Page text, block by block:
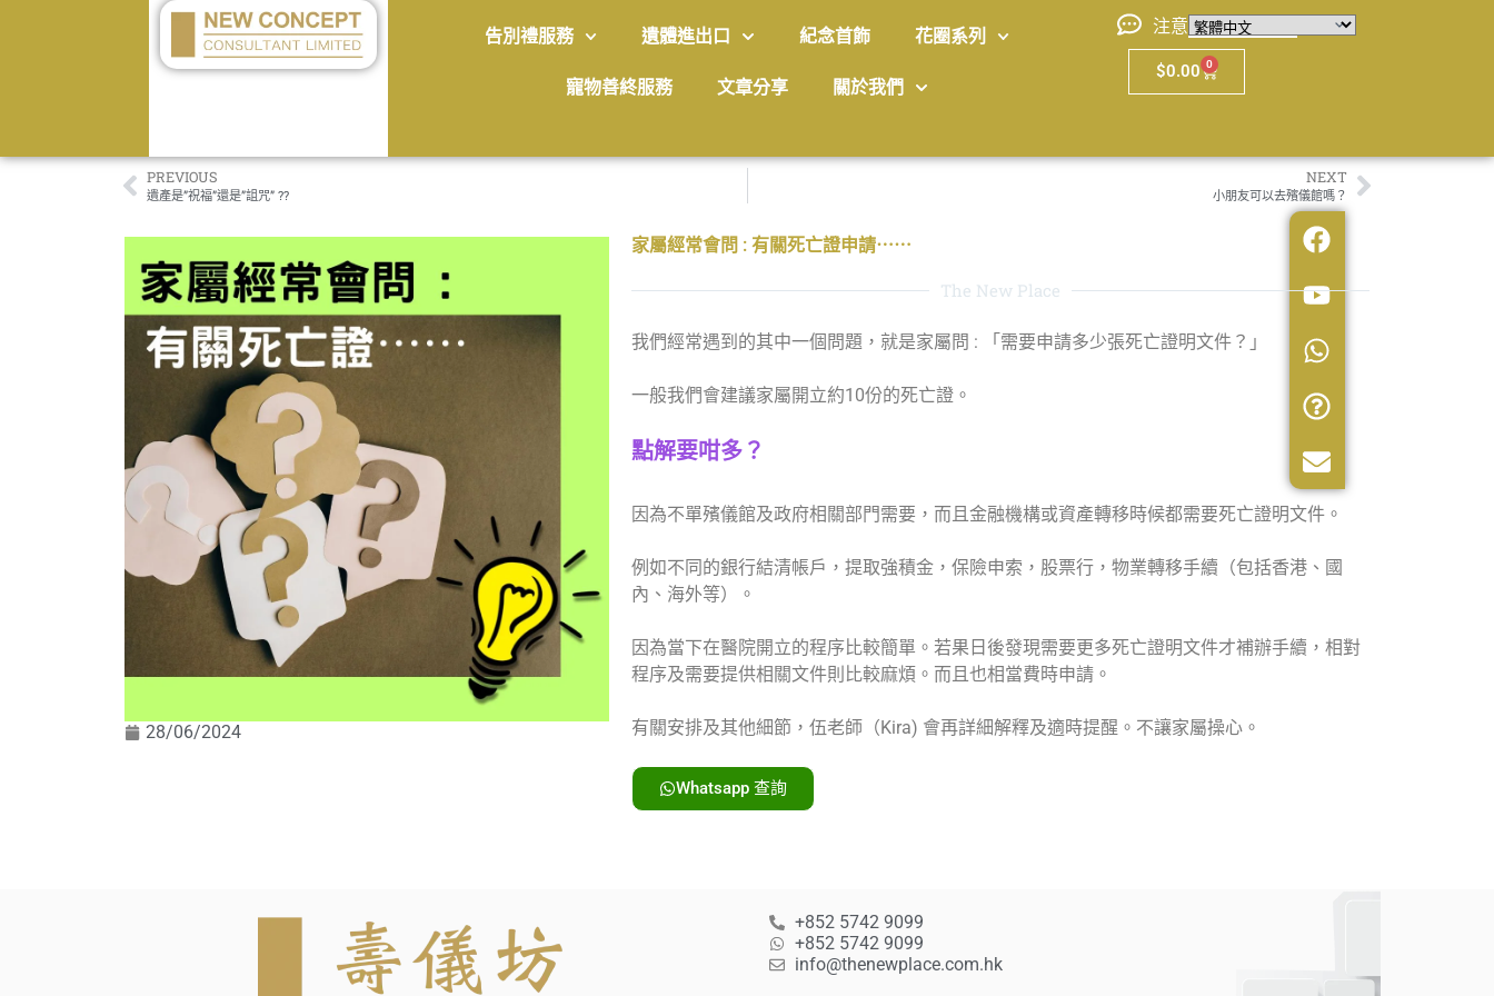
告別禮服務 遺體進出口 紀念首飾 花圈系列
寵物善終服務 文章分享 關於我們
注意
$0.00 0
PREVIOUS
遺產是”祝福”還是”詛咒” ??
NEXT
小朋友可以去殯儀館嗎？
28/06/2024
家屬經常會問 : 有關死亡證申請⋯⋯
The New Place
我們經常遇到的其中一個問題，就是家屬問 : 「需要申請多少張死亡證明文件？」
一般我們會建議家屬開立約10份的死亡證。
點解要咁多？
因為不單殯儀館及政府相關部門需要，而且金融機構或資產轉移時候都需要死亡證明文件。
例如不同的銀行結清帳戶，提取強積金，保險申索，股票行，物業轉移手續（包括香港、國
內、海外等）。
因為當下在醫院開立的程序比較簡單。若果日後發現需要更多死亡證明文件才補辦手續，相對
程序及需要提供相關文件則比較麻煩。而且也相當費時申請。
有關安排及其他細節，伍老師（Kira) 會再詳細解釋及適時提醒。不讓家屬操心。
Whatsapp 查詢
+852 5742 9099
+852 5742 9099
info@thenewplace.com.hk